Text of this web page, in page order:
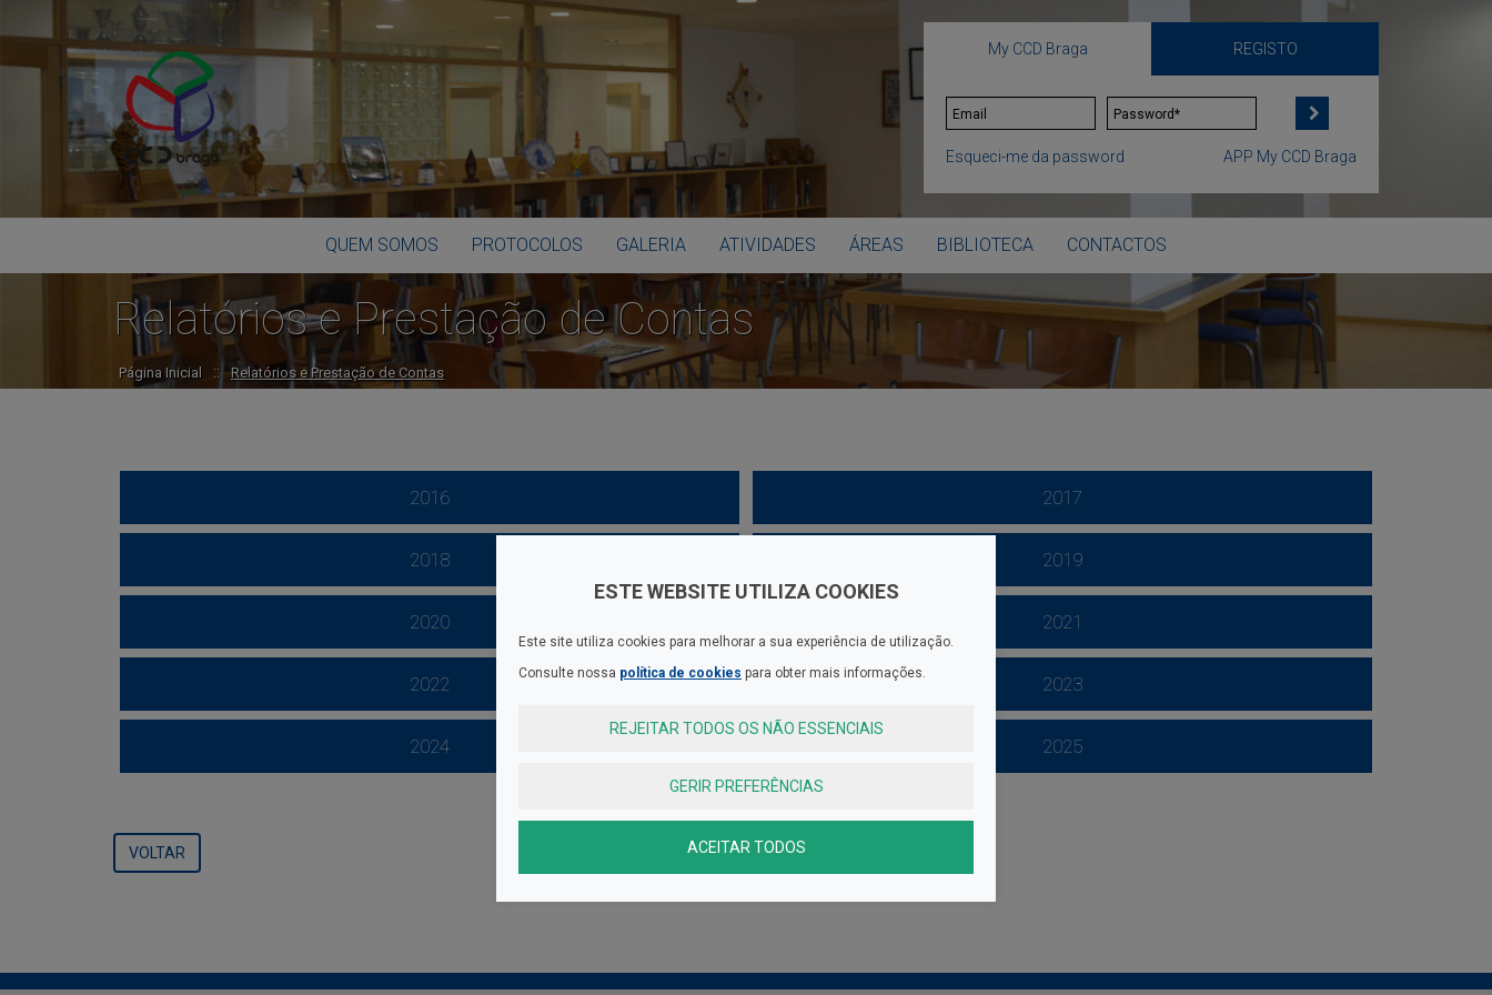
My CCD Braga REGISTO
Esqueci-me da password APP My CCD Braga
QUEM SOMOS PROTOCOLOS GALERIA ATIVIDADES ÁREAS BIBLIOTECA CONTACTOS
Relatórios e Prestação de Contas
Página Inicial :: Relatórios e Prestação de Contas
2016 2017
2018 2019
2020 2021
2022 2023
2024 2025
VOLTAR
ESTE WEBSITE UTILIZA COOKIES
Este site utiliza cookies para melhorar a sua experiência de utilização.
Consulte nossa política de cookies para obter mais informações.
REJEITAR TODOS OS NÃO ESSENCIAIS
GERIR PREFERÊNCIAS
ACEITAR TODOS